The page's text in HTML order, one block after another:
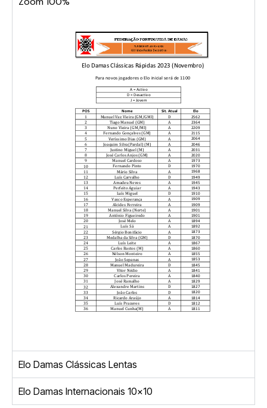
Elo Damas Clássicas Lentas
Elo Damas Internacionais 10x10